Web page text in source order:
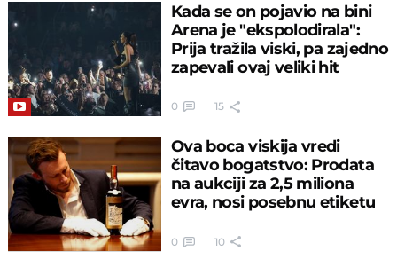
Kada se on pojavio na bini
Arena je "ekspolodirala":
Prija tražila viski, pa zajedno
zapevali ovaj veliki hit
0 15
Ova boca viskija vredi
čitavo bogatstvo: Prodata
na aukciji za 2,5 miliona
evra, nosi posebnu etiketu
0 10